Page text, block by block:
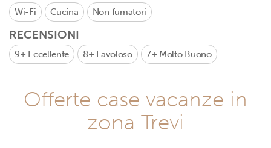
Wi-Fi Cucina Non fumatori
RECENSIONI
9+ Eccellente 8+ Favoloso 7+ Molto Buono
Offerte case vacanze in
zona Trevi